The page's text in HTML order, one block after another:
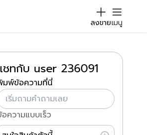
ลงขายเมนู
ชทกับ user 236091
มพ์ข้อความที่นี่
ความแบบเร็ว